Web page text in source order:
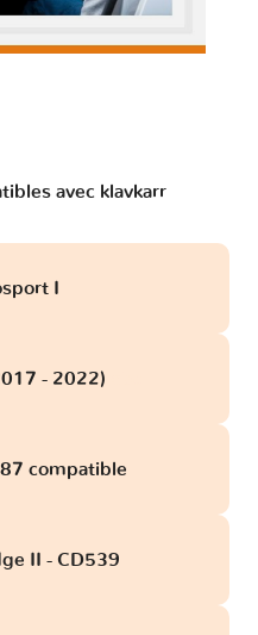
avec klavkarr
I
- 2022)
compatible
II - CD539